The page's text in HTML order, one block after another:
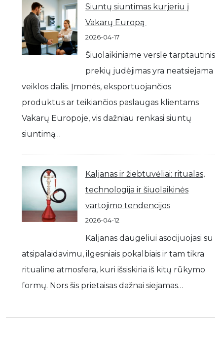
Siuntų siuntimas kurjeriu į
Vakarų Europą
2026-04-17
Šiuolaikiniame versle tarptautinis
prekių judėjimas yra neatsiejama
veiklos dalis. Įmonės, eksportuojančios
produktus ar teikiančios paslaugas klientams
Vakarų Europoje, vis dažniau renkasi siuntų
siuntimą…
Kaljanas ir žiebtuvėliai: ritualas,
technologija ir šiuolaikinės
vartojimo tendencijos
2026-04-12
Kaljanas daugeliui asocijuojasi su
atsipalaidavimu, ilgesniais pokalbiais ir tam tikra
ritualine atmosfera, kuri išsiskiria iš kitų rūkymo
formų. Nors šis prietaisas dažnai siejamas…